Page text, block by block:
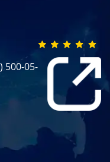
500-05-